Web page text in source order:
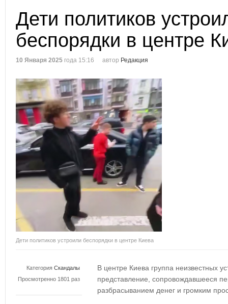
Дети политиков
беспорядки в центре
10 Января 2025 года 15:16 автор Редакция
Дети политиков устроили беспорядки в центре Киева
Категория Скандалы
Просмотренно 1801 раз
В центре Киева группа неизвестных
представление, сопровождавшееся
разбрасыванием денег и громким